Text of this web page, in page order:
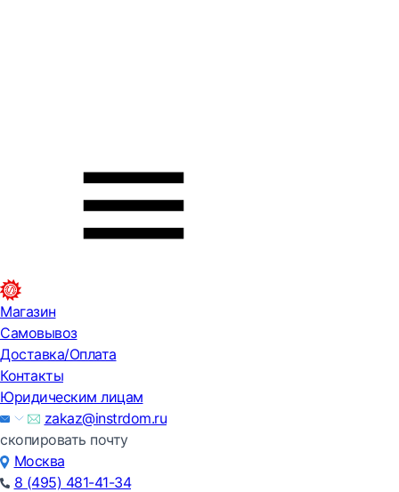
Магазин
Самовывоз
Доставка/Оплата
Контакты
Юридическим лицам
zakaz@instrdom.ru
скопировать почту
Москва
8 (495) 481-41-34